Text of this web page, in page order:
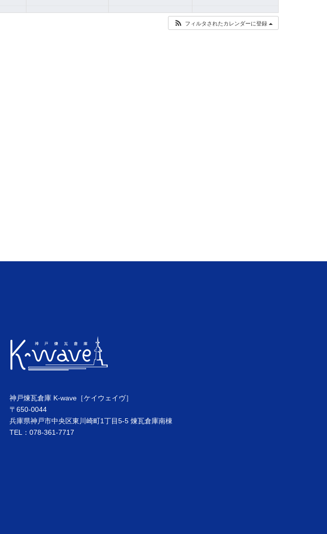
フィルタされたカレンダーに登録
神戸煉瓦倉庫 K-wave［ケイウェイヴ］
〒650-0044
兵庫県神戸市中央区東川崎町1丁目5-5 煉瓦倉庫南棟
TEL：078-361-7717